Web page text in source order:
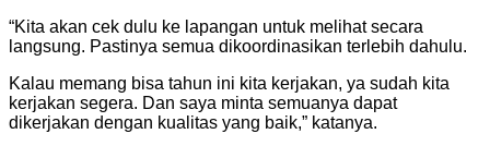
“Kita akan cek dulu ke lapangan untuk melihat secara
langsung. Pastinya semua dikoordinasikan terlebih dahulu.
Kalau memang bisa tahun ini kita kerjakan, ya sudah kita
kerjakan segera. Dan saya minta semuanya dapat
dikerjakan dengan kualitas yang baik,” katanya.